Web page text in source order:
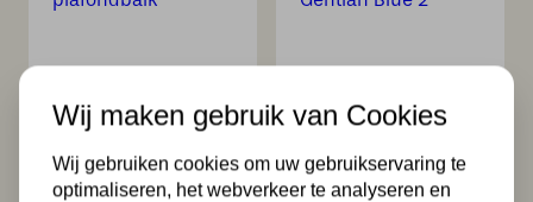
Gentian Blue aan
plafondbalk
469,99
/ Plafonnière
Lovely Gentian
377,00
Wij maken gebruik van Cookies
Wij gebruiken cookies om uw gebruikservaring te
optimaliseren, het webverkeer te analyseren en